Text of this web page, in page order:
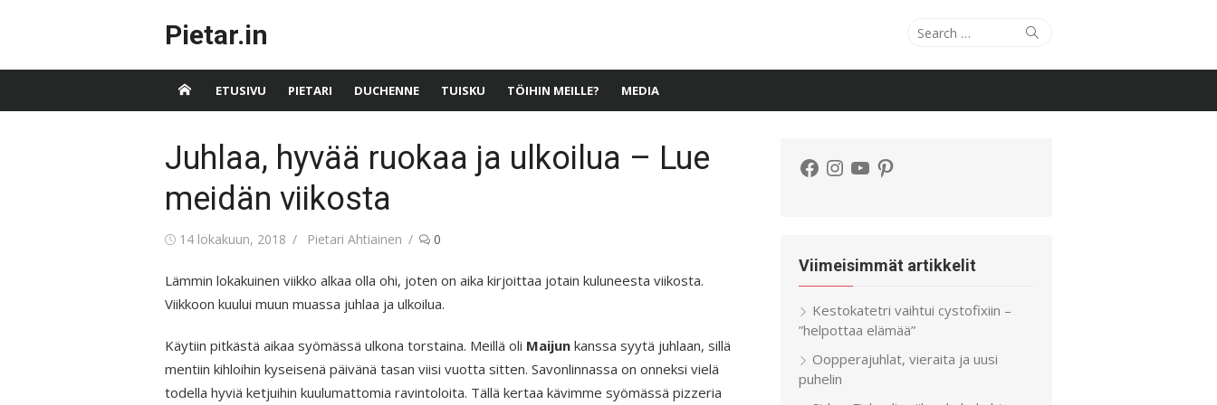
Pietar.in
Search
Search
ETUSIVU PIETARI DUCHENNE TUISKU TÖIHIN MEILLE? MEDIA
Juhlaa, hyvää ruokaa ja ulkoilua – Lue
meidän viikosta
Posted
14 lokakuun, 2018 Author
Pietari Ahtiainen 0
Lämmin lokakuinen viikko alkaa olla ohi, joten on aika kirjoittaa jotain kuluneesta viikosta.
Viikkoon kuului muun muassa juhlaa ja ulkoilua.
Käytiin pitkästä aikaa syömässä ulkona torstaina. Meillä oli Maijun kanssa syytä juhlaan, sillä
mentiin kihloihin kyseisenä päivänä tasan viisi vuotta sitten. Savonlinnassa on onneksi vielä
todella hyviä ketjuihin kuulumattomia ravintoloita. Tällä kertaa kävimme syömässä pizzeria
Facebook
Instagram
YouTubePinterest
Viimeisimmät artikkelit
Kestokatetri vaihtui cystofixiin –
”helpottaa elämää”
Oopperajuhlat, vieraita ja uusi
puhelin